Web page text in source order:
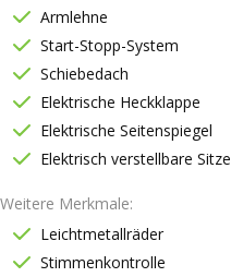
Armlehne
Start-Stopp-System
Schiebedach
Elektrische Heckklappe
Elektrische Seitenspiegel
Elektrisch verstellbare Sitze
Weitere Merkmale
Leichtmetallräder
Stimmenkontrolle